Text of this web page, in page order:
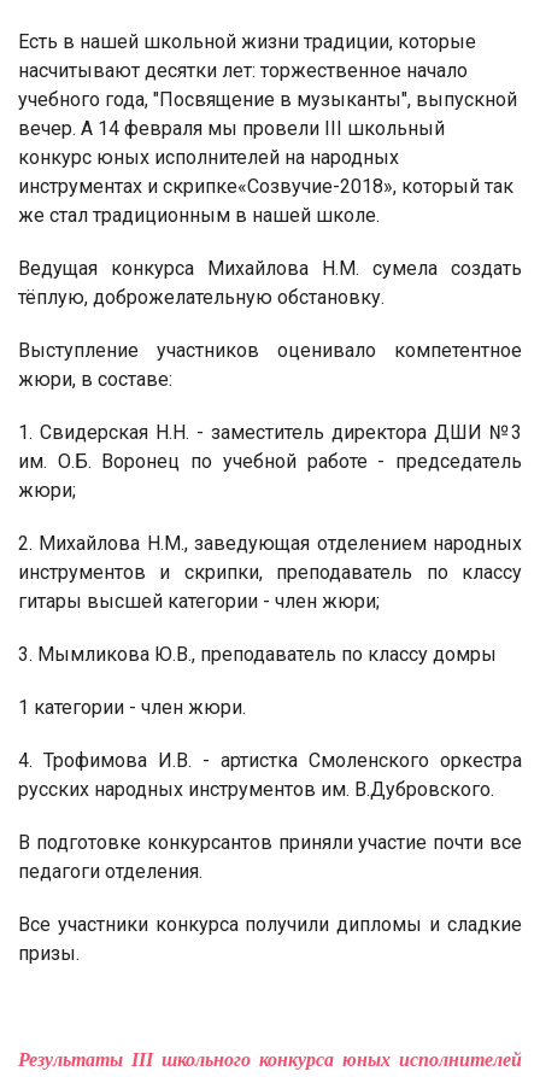
Есть в нашей школьной жизни традиции, которые
насчитывают десятки лет: торжественное начало
учебного года, "Посвящение в музыканты", выпускной
вечер. А 14 февраля мы провели III школьный
конкурс юных исполнителей на народных
инструментах и скрипке«Cозвучие-2018», который так
же стал традиционным в нашей школе.
Ведущая конкурса Михайлова Н.М. сумела создать
тёплую, доброжелательную обстановку.
Выступление участников оценивало компетентное
жюри, в составе:
1. Свидерская Н.Н. - заместитель директора ДШИ №3
им. О.Б. Воронец по учебной работе - председатель
жюри;
2. Михайлова Н.М., заведующая отделением народных
инструментов и скрипки, преподаватель по классу
гитары высшей категории - член жюри;
3. Мымликова Ю.В., преподаватель по классу домры
1 категории - член жюри.
4. Трофимова И.В. - артистка Смоленского оркестра
русских народных инструментов им. В.Дубровского.
В подготовке конкурсантов приняли участие почти все
педагоги отделения.
Все участники конкурса получили дипломы и сладкие
призы.
Результаты IIIшкольного конкурса юных исполнителей